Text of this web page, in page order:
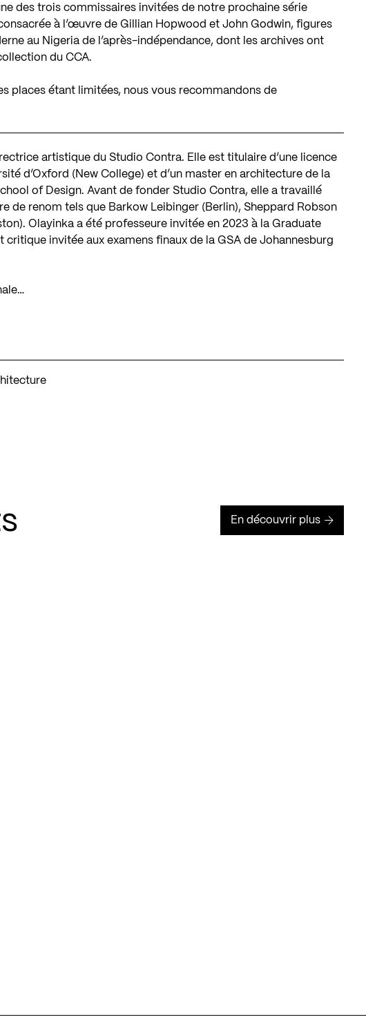
des trois commissaires invitées de notre prochaine série
à l’œuvre de Gillian Hopwood et John Godwin, figures
au Nigeria de l’après-indépendance, dont les archives ont
du CCA.
places étant limitées, nous vous recommandons de
artistique du Studio Contra. Elle est titulaire d’une licence
d’Oxford (New College) et d’un master en architecture de la
of Design. Avant de fonder Studio Contra, elle a travaillé
de renom tels que Barkow Leibinger (Berlin), Sheppard Robson
Olayinka a été professeure invitée en 2023 à la Graduate
critique invitée aux examens finaux de la GSA de Johannesburg
En découvrir plus